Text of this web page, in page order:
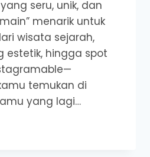
seru, unik, dan
menarik untuk
wisata sejarah,
estetik, hingga spot
temukan di
yang lagi…